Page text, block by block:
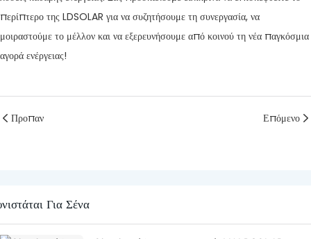
περίπτερο της LDSOLAR για να συζητήσουμε τη συνεργασία, να
μοιραστούμε το μέλλον και να εξερευνήσουμε από κοινού τη νέα παγκόσμια
αγορά ενέργειας!
Προπαν Επόμενο
Για Σένα